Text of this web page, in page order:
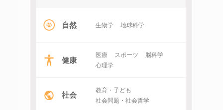
自然 生物学 地球科学
健康 医療 スポーツ
脳科学
心理学
社会
教育・子ども
社会問題・社会哲学